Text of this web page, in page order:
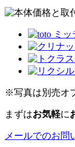
※写真は別売オ
まずはお気軽に
メールでのお問